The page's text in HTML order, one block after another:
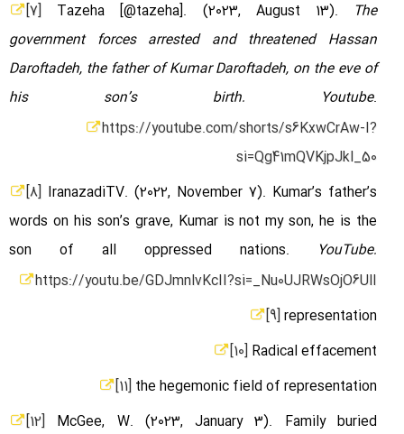
[7] Tazeha [@tazeha]. (2023, August 13). The
government forces arrested and threatened Hassan
Daroftadeh, the father of Kumar Daroftadeh, on the eve of
his son’s birth. Youtube.
https://youtube.com/shorts/s6KxwCrAw-I?
si=Qg41mQVKjpJkl_50
[8] IranazadiTV. (2022, November 7). Kumar’s father’s
words on his son’s grave, Kumar is not my son, he is the
son of all oppressed nations.
YouTube.
https://youtu.be/GDJmnlvKcII?si=_Nu0UJRWsOjO6UlI
[9] representation
[10] Radical effacement
[11] the hegemonic field of representation
[12] McGee, W. (2023, January 3). Family buried